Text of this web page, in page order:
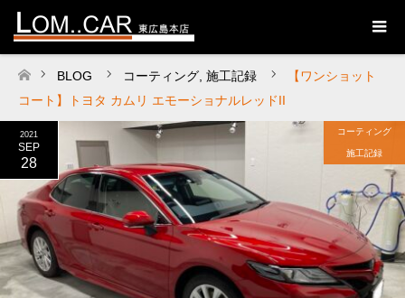
ホーム
BLOG コーティング 施工記録
【ワンショット
コート】トヨタ カムリ エモーショナルレッドII
2021
SEP
28
コーティング
施工記録